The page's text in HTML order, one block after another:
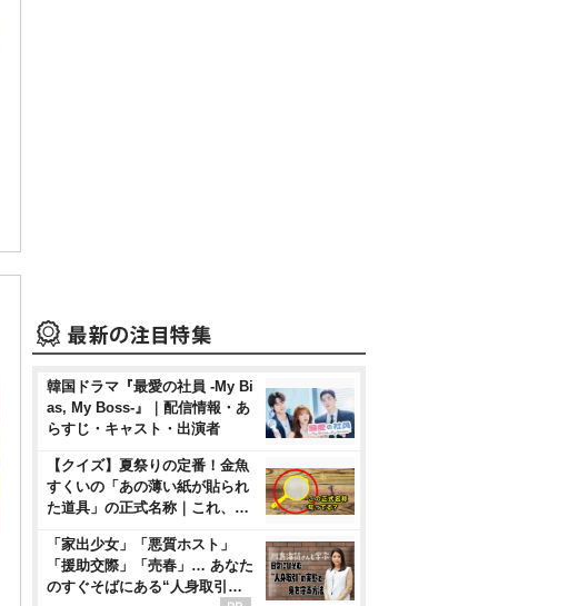
韓国ドラマ『最愛の社員 -My Bi
as, My Boss-』｜配信情報・あ
らすじ・キャスト・出演者
【クイズ】夏祭りの定番！金魚
すくいの「あの薄い紙が貼られ
た道具」の正式名称｜これ、…
「家出少女」「悪質ホスト」
「援助交際」「売春」… あなた
のすぐそばにある“人身取引…